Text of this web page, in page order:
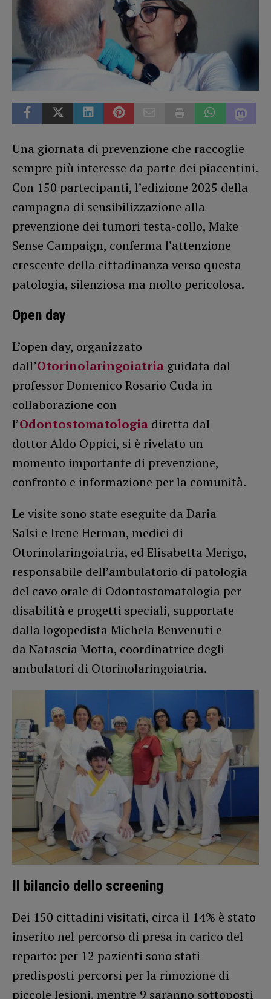
Una giornata di prevenzione che raccoglie
sempre più interesse da parte dei piacentini.
Con 150 partecipanti, l’edizione 2025 della
campagna di sensibilizzazione alla
prevenzione dei tumori testa-collo, Make
Sense Campaign, conferma l’attenzione
crescente della cittadinanza verso questa
patologia, silenziosa ma molto pericolosa.
Open day
L’open day, organizzato
dall’Otorinolaringoiatria guidata dal
professor Domenico Rosario Cuda in
collaborazione con
l’Odontostomatologia diretta dal
dottor Aldo Oppici, si è rivelato un
momento importante di prevenzione,
confronto e informazione per la comunità.
Le visite sono state eseguite da Daria
Salsi e Irene Herman, medici di
Otorinolaringoiatria, ed Elisabetta Merigo,
responsabile dell’ambulatorio di patologia
del cavo orale di Odontostomatologia per
disabilità e progetti speciali, supportate
dalla logopedista Michela Benvenuti e
da Natascia Motta, coordinatrice degli
ambulatori di Otorinolaringoiatria.
Il bilancio dello screening
Dei 150 cittadini visitati, circa il 14% è stato
inserito nel percorso di presa in carico del
reparto: per 12 pazienti sono stati
predisposti percorsi per la rimozione di
piccole lesioni, mentre 9 saranno sottoposti